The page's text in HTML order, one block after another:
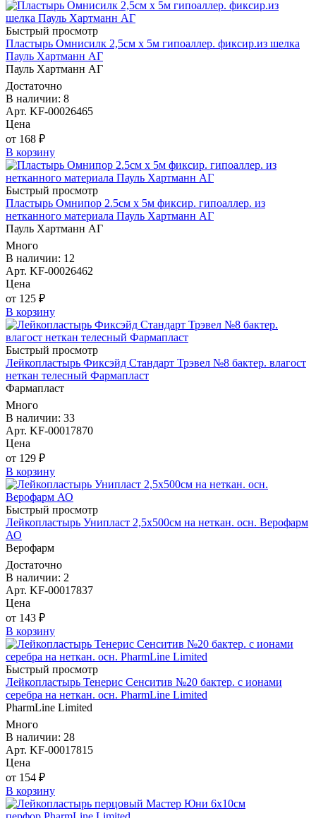
Быстрый просмотр
Пластырь Омнисилк 2,5см х 5м гипоаллер. фиксир.из шелка
Пауль Хартманн AГ
Пауль Хартманн AГ
Достаточно
В наличии: 8
Арт. KF-00026465
Цена
от 168 ₽
В корзину
Быстрый просмотр
Пластырь Омнипор 2.5см х 5м фиксир. гипоаллер. из
нетканного материала Пауль Хартманн AГ
Пауль Хартманн AГ
Много
В наличии: 12
Арт. KF-00026462
Цена
от 125 ₽
В корзину
Быстрый просмотр
Лейкопластырь Фиксэйд Стандарт Трэвел №8 бактер. влагост
неткан телесный Фармапласт
Фармапласт
Много
В наличии: 33
Арт. KF-00017870
Цена
от 129 ₽
В корзину
Быстрый просмотр
Лейкопластырь Унипласт 2,5х500см на неткан. осн. Верофарм
АО
Верофарм
Достаточно
В наличии: 2
Арт. KF-00017837
Цена
от 143 ₽
В корзину
Быстрый просмотр
Лейкопластырь Тенерис Сенситив №20 бактер. с ионами
серебра на неткан. осн. PharmLine Limited
PharmLine Limited
Много
В наличии: 28
Арт. KF-00017815
Цена
от 154 ₽
В корзину